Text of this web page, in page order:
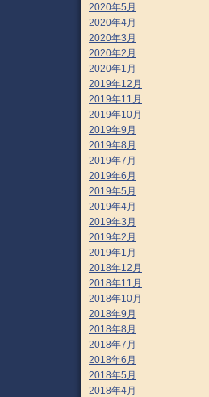
2020年5月
2020年4月
2020年3月
2020年2月
2020年1月
2019年12月
2019年11月
2019年10月
2019年9月
2019年8月
2019年7月
2019年6月
2019年5月
2019年4月
2019年3月
2019年2月
2019年1月
2018年12月
2018年11月
2018年10月
2018年9月
2018年8月
2018年7月
2018年6月
2018年5月
2018年4月